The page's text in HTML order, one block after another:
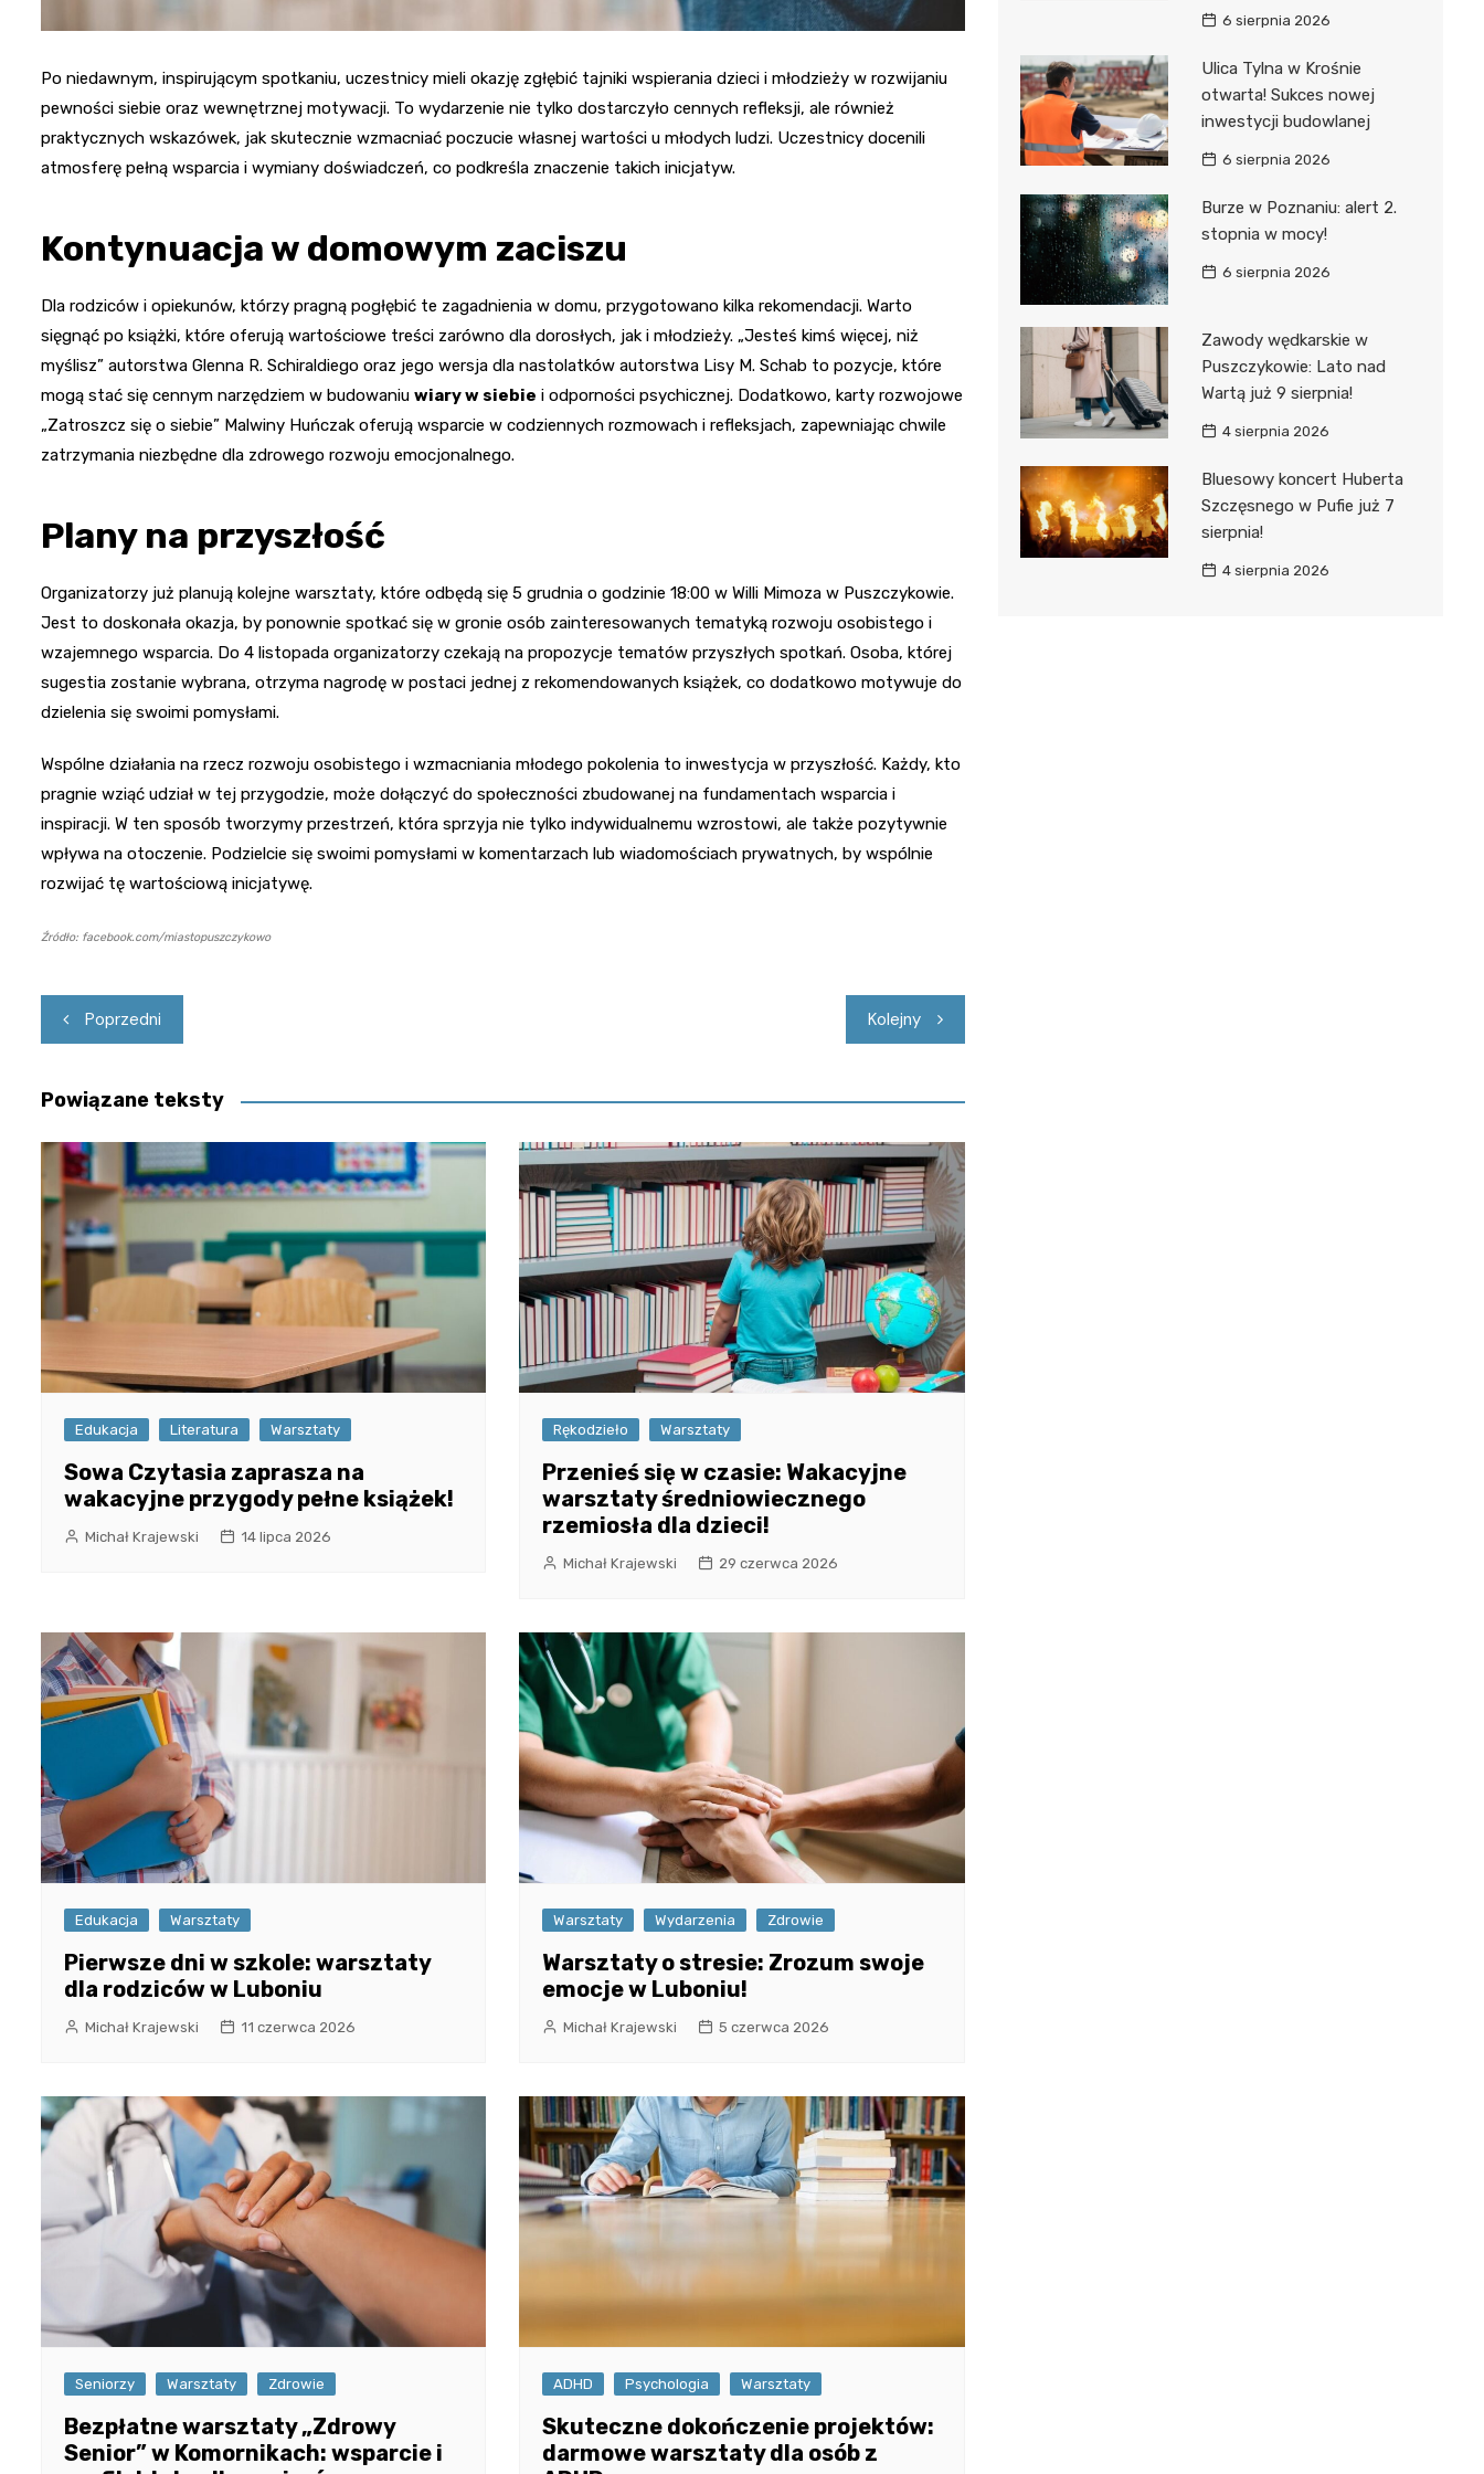
Po niedawnym, inspirującym spotkaniu, uczestnicy mieli okazję zgłębić tajniki wspierania dzieci i młodzieży w rozwijaniu
pewności siebie oraz wewnętrznej motywacji. To wydarzenie nie tylko dostarczyło cennych refleksji, ale również
praktycznych wskazówek, jak skutecznie wzmacniać poczucie własnej wartości u młodych ludzi. Uczestnicy docenili
atmosferę pełną wsparcia i wymiany doświadczeń, co podkreśla znaczenie takich inicjatyw.
Kontynuacja w domowym zaciszu
Dla rodziców i opiekunów, którzy pragną pogłębić te zagadnienia w domu, przygotowano kilka rekomendacji. Warto
sięgnąć po książki, które oferują wartościowe treści zarówno dla dorosłych, jak i młodzieży. „Jesteś kimś więcej, niż
myślisz” autorstwa Glenna R. Schiraldiego oraz jego wersja dla nastolatków autorstwa Lisy M. Schab to pozycje, które
mogą stać się cennym narzędziem w budowaniu wiary w siebie i odporności psychicznej. Dodatkowo, karty rozwojowe
„Zatroszcz się o siebie” Malwiny Huńczak oferują wsparcie w codziennych rozmowach i refleksjach, zapewniając chwile
zatrzymania niezbędne dla zdrowego rozwoju emocjonalnego.
Plany na przyszłość
Organizatorzy już planują kolejne warsztaty, które odbędą się 5 grudnia o godzinie 18:00 w Willi Mimoza w Puszczykowie.
Jest to doskonała okazja, by ponownie spotkać się w gronie osób zainteresowanych tematyką rozwoju osobistego i
wzajemnego wsparcia. Do 4 listopada organizatorzy czekają na propozycje tematów przyszłych spotkań. Osoba, której
sugestia zostanie wybrana, otrzyma nagrodę w postaci jednej z rekomendowanych książek, co dodatkowo motywuje do
dzielenia się swoimi pomysłami.
Wspólne działania na rzecz rozwoju osobistego i wzmacniania młodego pokolenia to inwestycja w przyszłość. Każdy, kto
pragnie wziąć udział w tej przygodzie, może dołączyć do społeczności zbudowanej na fundamentach wsparcia i
inspiracji. W ten sposób tworzymy przestrzeń, która sprzyja nie tylko indywidualnemu wzrostowi, ale także pozytywnie
wpływa na otoczenie. Podzielcie się swoimi pomysłami w komentarzach lub wiadomościach prywatnych, by wspólnie
rozwijać tę wartościową inicjatywę.
Źródło: facebook.com/miastopuszczykowo
Nawigacja
wpisu
Poprzedni Kolejny
Powiązane teksty
Edukacja Literatura Warsztaty
Sowa Czytasia zaprasza na
wakacyjne przygody pełne książek!
Michał Krajewski 14 lipca 2026
Rękodzieło Warsztaty
Przenieś się w czasie: Wakacyjne
warsztaty średniowiecznego
rzemiosła dla dzieci!
Michał Krajewski 29 czerwca 2026
Edukacja Warsztaty
Pierwsze dni w szkole: warsztaty
dla rodziców w Luboniu
Michał Krajewski 11 czerwca 2026
Warsztaty Wydarzenia Zdrowie
Warsztaty o stresie: Zrozum swoje
emocje w Luboniu!
Michał Krajewski 5 czerwca 2026
Seniorzy Warsztaty Zdrowie
Bezpłatne warsztaty „Zdrowy
Senior” w Komornikach: wsparcie i
ADHD Psychologia Warsztaty
Skuteczne dokończenie projektów:
darmowe warsztaty dla osób z
6 sierpnia 2026
Ulica Tylna w Krośnie
otwarta! Sukces nowej
inwestycji budowlanej
6 sierpnia 2026
Burze w Poznaniu: alert 2.
stopnia w mocy!
6 sierpnia 2026
Zawody wędkarskie w
Puszczykowie: Lato nad
Wartą już 9 sierpnia!
4 sierpnia 2026
Bluesowy koncert Huberta
Szczęsnego w Pufie już 7
sierpnia!
4 sierpnia 2026